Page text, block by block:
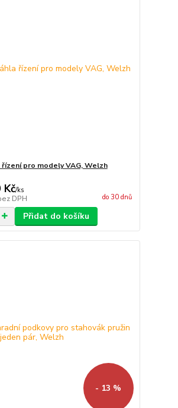
řízení pro modely VAG, Welzh
Kč/ks
DPH do 30 dnů
Přidat do košíku
- 13 %